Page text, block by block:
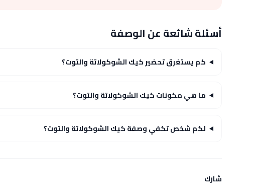
أسئلة شائعة عن الوصفة
كم يستغرق تحضير كيك الشوكولاتة والتوت؟
ما هي مكونات كيك الشوكولاتة والتوت؟
لكم شخص تكفي وصفة كيك الشوكولاتة والتوت؟
شارك